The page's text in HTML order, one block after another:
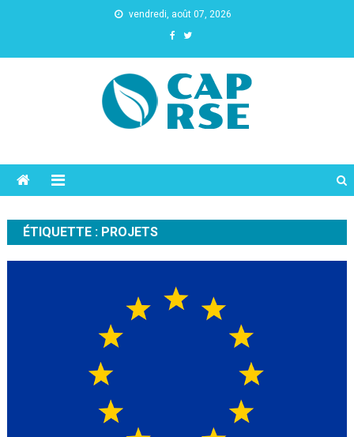
vendredi, août 07, 2026
ÉTIQUETTE : PROJETS